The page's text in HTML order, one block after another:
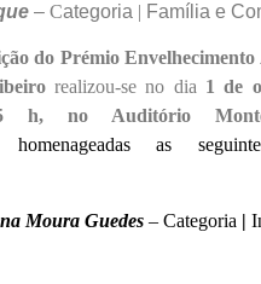
– Categoria | Família e
do Prémio
realizou-se no dia 1 de
h, no Auditório
homenageadas as
Moura Guedes – Categoria |